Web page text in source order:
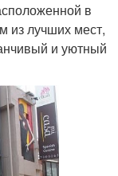
в
из лучших мест,
и уютный